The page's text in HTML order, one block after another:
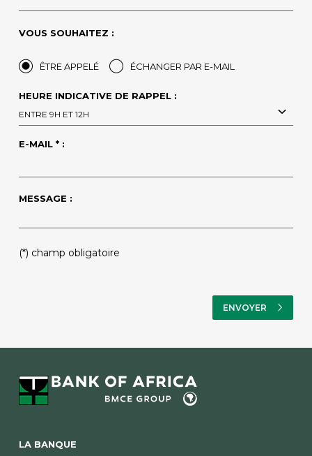
VOUS SOUHAITEZ :
ÊTRE APPELÉ ÉCHANGER PAR E-MAIL
HEURE INDICATIVE DE RAPPEL :
ENTRE 9H ET 12H
E-MAIL * :
MESSAGE :
(*) champ obligatoire
LA BANQUE